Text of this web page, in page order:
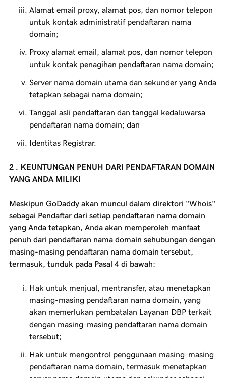
Alamat email proxy, alamat pos, dan nomor telepon
untuk kontak administratif pendaftaran nama
domain;
Proxy alamat email, alamat pos, dan nomor telepon
untuk kontak penagihan pendaftaran nama domain;
Server nama domain utama dan sekunder yang Anda
tetapkan sebagai nama domain;
Tanggal asli pendaftaran dan tanggal kedaluwarsa
pendaftaran nama domain; dan
Identitas Registrar.
2 . KEUNTUNGAN PENUH DARI PENDAFTARAN DOMAIN
YANG ANDA MILIKI
Meskipun GoDaddy akan muncul dalam direktori "Whois"
sebagai Pendaftar dari setiap pendaftaran nama domain
yang Anda tetapkan, Anda akan memperoleh manfaat
penuh dari pendaftaran nama domain sehubungan dengan
masing-masing pendaftaran nama domain tersebut,
termasuk, tunduk pada Pasal 4 di bawah:
Hak untuk menjual, mentransfer, atau menetapkan
masing-masing pendaftaran nama domain, yang
akan memerlukan pembatalan Layanan DBP terkait
dengan masing-masing pendaftaran nama domain
tersebut;
Hak untuk mengontrol penggunaan masing-masing
pendaftaran nama domain, termasuk menetapkan